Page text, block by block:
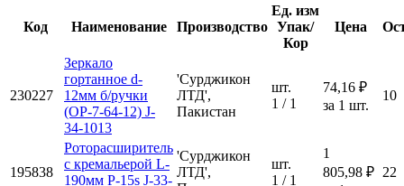
Код Наименование Производство
Ед. изм
Упак/
Кор
Цена
230227
Зеркало
гортанное d-
12мм б/ручки
(ОР-7-64-12) J-
34-1013
'Сурджикон
ЛТД',
Пакистан
шт.
1 / 1
74,16 ₽
за 1 шт.
10
195838
Роторасширитель
с кремальерой L-
190мм Р-15s J-33-
'Сурджикон
ЛТД',
шт.
1 / 1
1
805,98 ₽ 22